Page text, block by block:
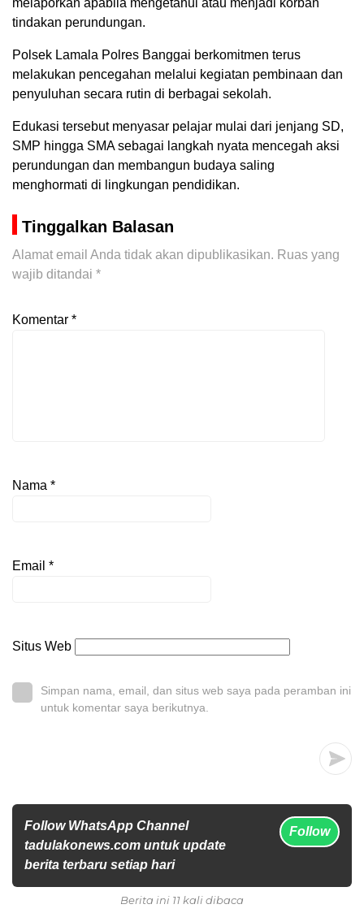
melaporkan apabila mengetahui atau menjadi korban
tindakan perundungan.
Polsek Lamala Polres Banggai berkomitmen terus
melakukan pencegahan melalui kegiatan pembinaan dan
penyuluhan secara rutin di berbagai sekolah.
Edukasi tersebut menyasar pelajar mulai dari jenjang SD,
SMP hingga SMA sebagai langkah nyata mencegah aksi
perundungan dan membangun budaya saling
menghormati di lingkungan pendidikan.
Tinggalkan Balasan
Alamat email Anda tidak akan dipublikasikan. Ruas yang
wajib ditandai *
Komentar *
Nama *
Email *
Situs Web
Simpan nama, email, dan situs web saya pada peramban ini
untuk komentar saya berikutnya.
Follow WhatsApp Channel
tadulakonews.com untuk update
berita terbaru setiap hari
Follow
Berita ini 11 kali dibaca